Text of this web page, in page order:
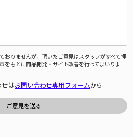
おりませんが、頂いたご意見はスタッフがすべて拝
をもとに商品開発・サイト改善を行ってまいりま
せはお問い合わせ専用フォームから